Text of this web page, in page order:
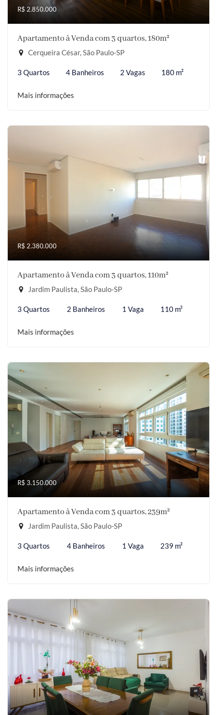
R$ 2.850.000
Apartamento à Venda com 3 quartos, 180m²
Cerqueira César, São Paulo-SP
3 Quartos 4 Banheiros 2 Vagas 180 m²
Mais informações
R$ 2.380.000
Apartamento à Venda com 3 quartos, 110m²
Jardim Paulista, São Paulo-SP
3 Quartos 2 Banheiros 1 Vaga 110 m²
Mais informações
R$ 3.150.000
Apartamento à Venda com 3 quartos, 239m²
Jardim Paulista, São Paulo-SP
3 Quartos 4 Banheiros 1 Vaga 239 m²
Mais informações